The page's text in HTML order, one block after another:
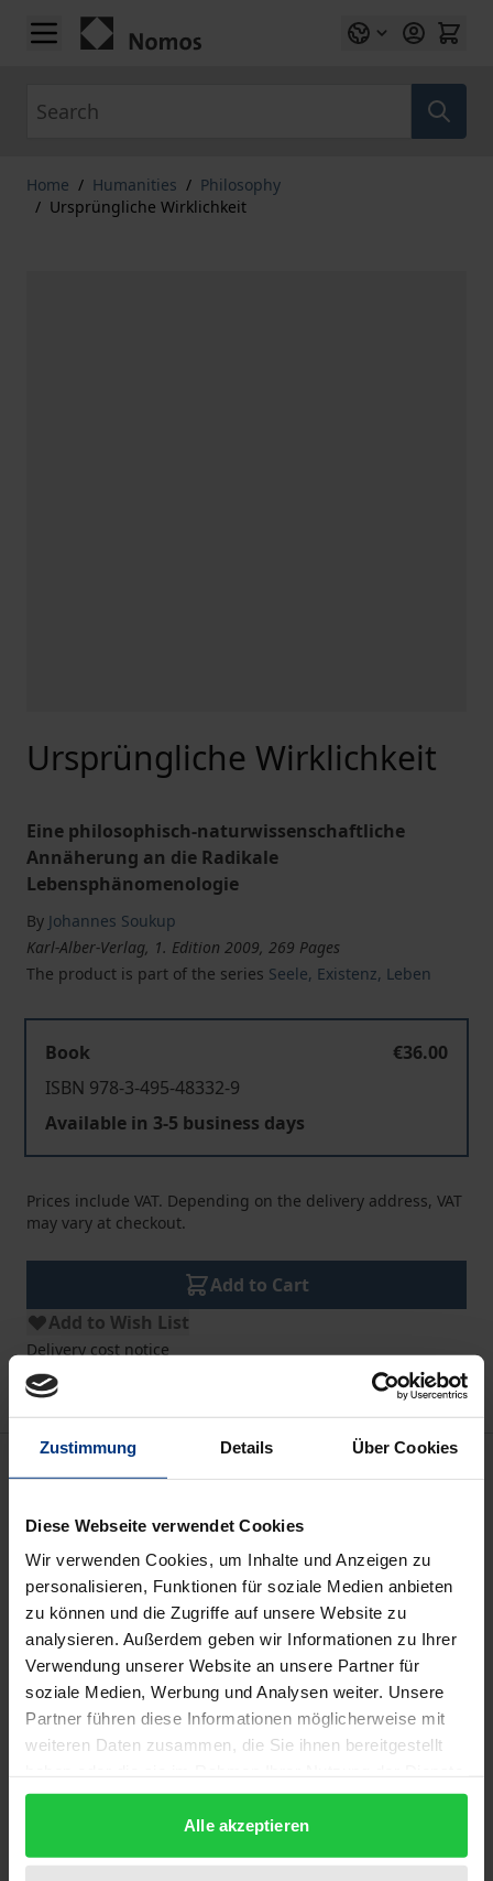
Zustimmung Details Über Cookies
Diese Webseite verwendet Cookies
Wir verwenden Cookies, um Inhalte und Anzeigen zu
personalisieren, Funktionen für soziale Medien anbieten
zu können und die Zugriffe auf unsere Website zu
analysieren. Außerdem geben wir Informationen zu Ihrer
Verwendung unserer Website an unsere Partner für
soziale Medien, Werbung und Analysen weiter. Unsere
Partner führen diese Informationen möglicherweise mit
weiteren Daten zusammen, die Sie ihnen bereitgestellt
gesammelt haben.
Alle akzeptieren
Skip to Content
Home / Humanities / Philosophy
/ Ursprüngliche Wirklichkeit
Ursprüngliche Wirklichkeit
Eine philosophisch-naturwissenschaftliche
Annäherung an die Radikale
Lebensphänomenologie
By Johannes Soukup
Karl-Alber-Verlag, 1. Edition 2009, 269 Pages
The product is part of the series Seele, Existenz, Leben
Book
€36.00
ISBN 978-3-495-48332-9
Available in 3-5 business days
Prices include VAT. Depending on the delivery address, VAT
may vary at checkout.
Add to Cart
Add to Wish List
Delivery cost notice
Description
Ausgehend vom Abbildproblem zeigt der Autor, dass
uns das traditionelle Denken vor eine Alternative
zwischen Scylla und Charybdis stellt: Entweder wir
leben als Solipsist - was absurd ist -, oder wir
nehmen irgendwelche Hinterwelten im Sinne einer
objektiven Realität in Kauf - was der unmündigen
Flucht in Glaubensbekenntnisse der
unterschiedlichsten Couleur entspricht. Die
uns Verfügbarkeit und Macht ermöglichen. Eine
konsequente Unterscheidung zwischen